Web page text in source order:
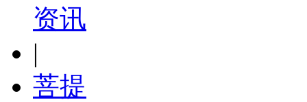
资讯
|
菩提